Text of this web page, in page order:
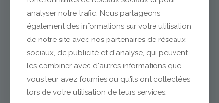
Clermont-Ferrand
04 73 42 18 38
lexpo@gabriel-sa.fr
analyser notre trafic. Nous partageons
également des informations sur votre utilisation
de notre site avec nos partenaires de réseaux
sociaux, de publicité et d'analyse, qui peuvent
les combiner avec d'autres informations que
vous leur avez fournies ou qu'ils ont collectées
lors de votre utilisation de leurs services.